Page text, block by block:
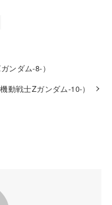
ンダム-8-）
動戦士Zガンダム-10-）